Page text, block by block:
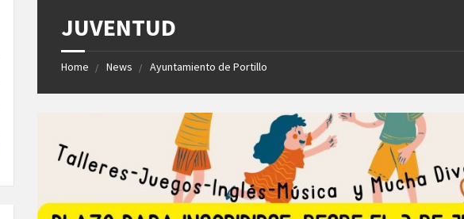
JUVENTUD
Home News Ayuntamiento de Portillo